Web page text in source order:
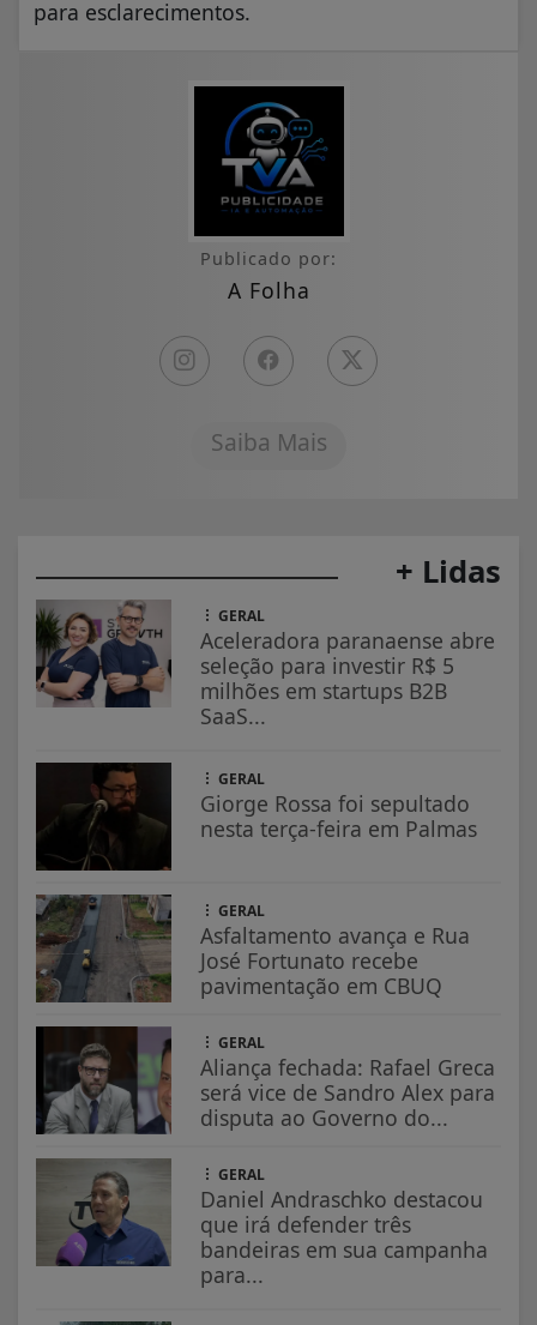
para esclarecimentos.
Publicado por:
A Folha
Saiba Mais
+ Lidas
GERAL
Aceleradora paranaense abre
seleção para investir R$ 5
milhões em startups B2B
SaaS...
GERAL
Giorge Rossa foi sepultado
nesta terça-feira em Palmas
GERAL
Asfaltamento avança e Rua
José Fortunato recebe
pavimentação em CBUQ
GERAL
Aliança fechada: Rafael Greca
será vice de Sandro Alex para
disputa ao Governo do...
GERAL
Daniel Andraschko destacou
que irá defender três
bandeiras em sua campanha
para...